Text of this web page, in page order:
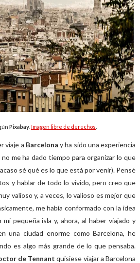
Pixabay. Imagen libre de derechos
viaje a Barcelonay ha sido una experiencia
me ha dado tiempo para organizar lo que
sé qué es lo que está por venir). Pensé
y hablar de todo lo vivido, pero creo que
valioso y, a veces, lo valioso es mejor que
me había conformado con la idea
pequeña isla y, ahora, al haber viajado y
una ciudad enorme como Barcelona, he
es algo más grande de lo que pensaba.
de Tennant quisiese viajar a Barcelona